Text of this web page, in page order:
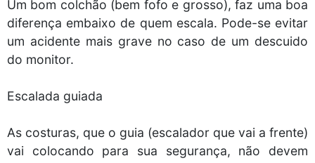
Um bom colchão (bem fofo e grosso), faz uma boa
diferença embaixo de quem escala. Pode-se evitar
um acidente mais grave no caso de um descuido
do monitor.
Escalada guiada
As costuras, que o guia (escalador que vai a frente)
vai colocando para sua segurança, não devem